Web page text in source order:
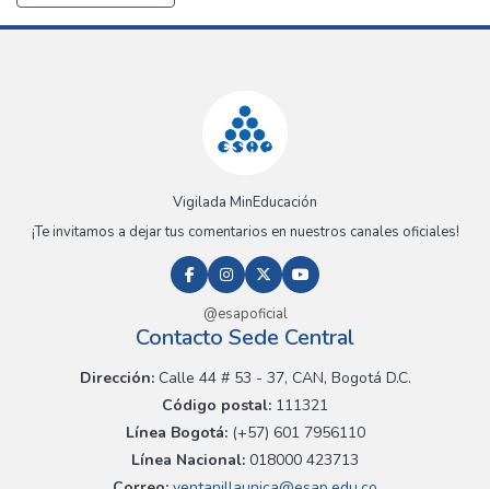
Vigilada MinEducación
¡Te invitamos a dejar tus comentarios en nuestros canales oficiales!
@esapoficial
Contacto Sede Central
Dirección:Calle 44 # 53 - 37, CAN, Bogotá D.C.
Código postal: 111321
Línea Bogotá:(+57) 601 7956110
Línea Nacional: 018000 423713